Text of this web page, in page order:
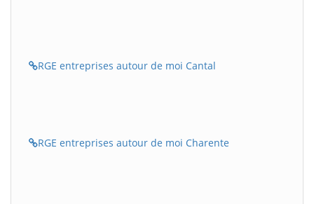
RGE entreprises autour de moi Cantal
RGE entreprises autour de moi Charente